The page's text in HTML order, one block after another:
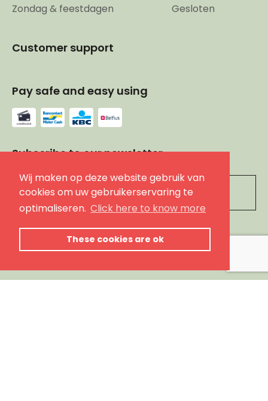
Wij maken op deze website gebruik van
cookies om uw gebruikerservaring te
optimaliseren. Click here to know more
These cookies are ok
Zondag & feestdagen
Gesloten
Customer support
Pay safe and easy using
Subscribe to our newsletter
Leave
this
field
blanksubscribe